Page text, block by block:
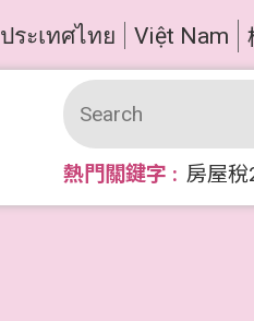
ประเทศไทย Việt Nam
熱門關鍵字 房屋稅